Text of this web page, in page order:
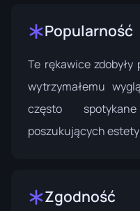
Popularność
Te rękawice
wytrzymałemu
często
poszukujących
Zgodność